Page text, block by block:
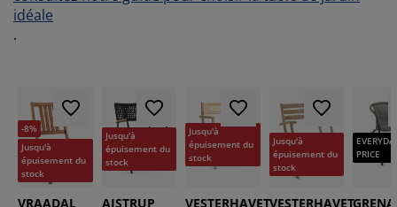
idéale
.
-8%
Jusqu'à
épuisement du
stock
VRAADAL
Jusqu'à
épuisement du
stock
AJSTRUP
Jusqu'à
épuisement du
stock
VESTERHAVET
Jusqu'à
épuisement du
stock
VESTERHAVET
PRICE